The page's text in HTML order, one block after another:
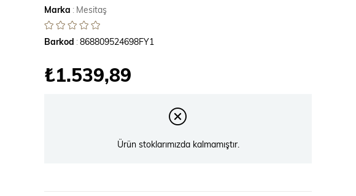
Marka : Mesitaş
Barkod :868809524698FY1
₺1.539,89
Ürün stoklarımızda kalmamıştır.